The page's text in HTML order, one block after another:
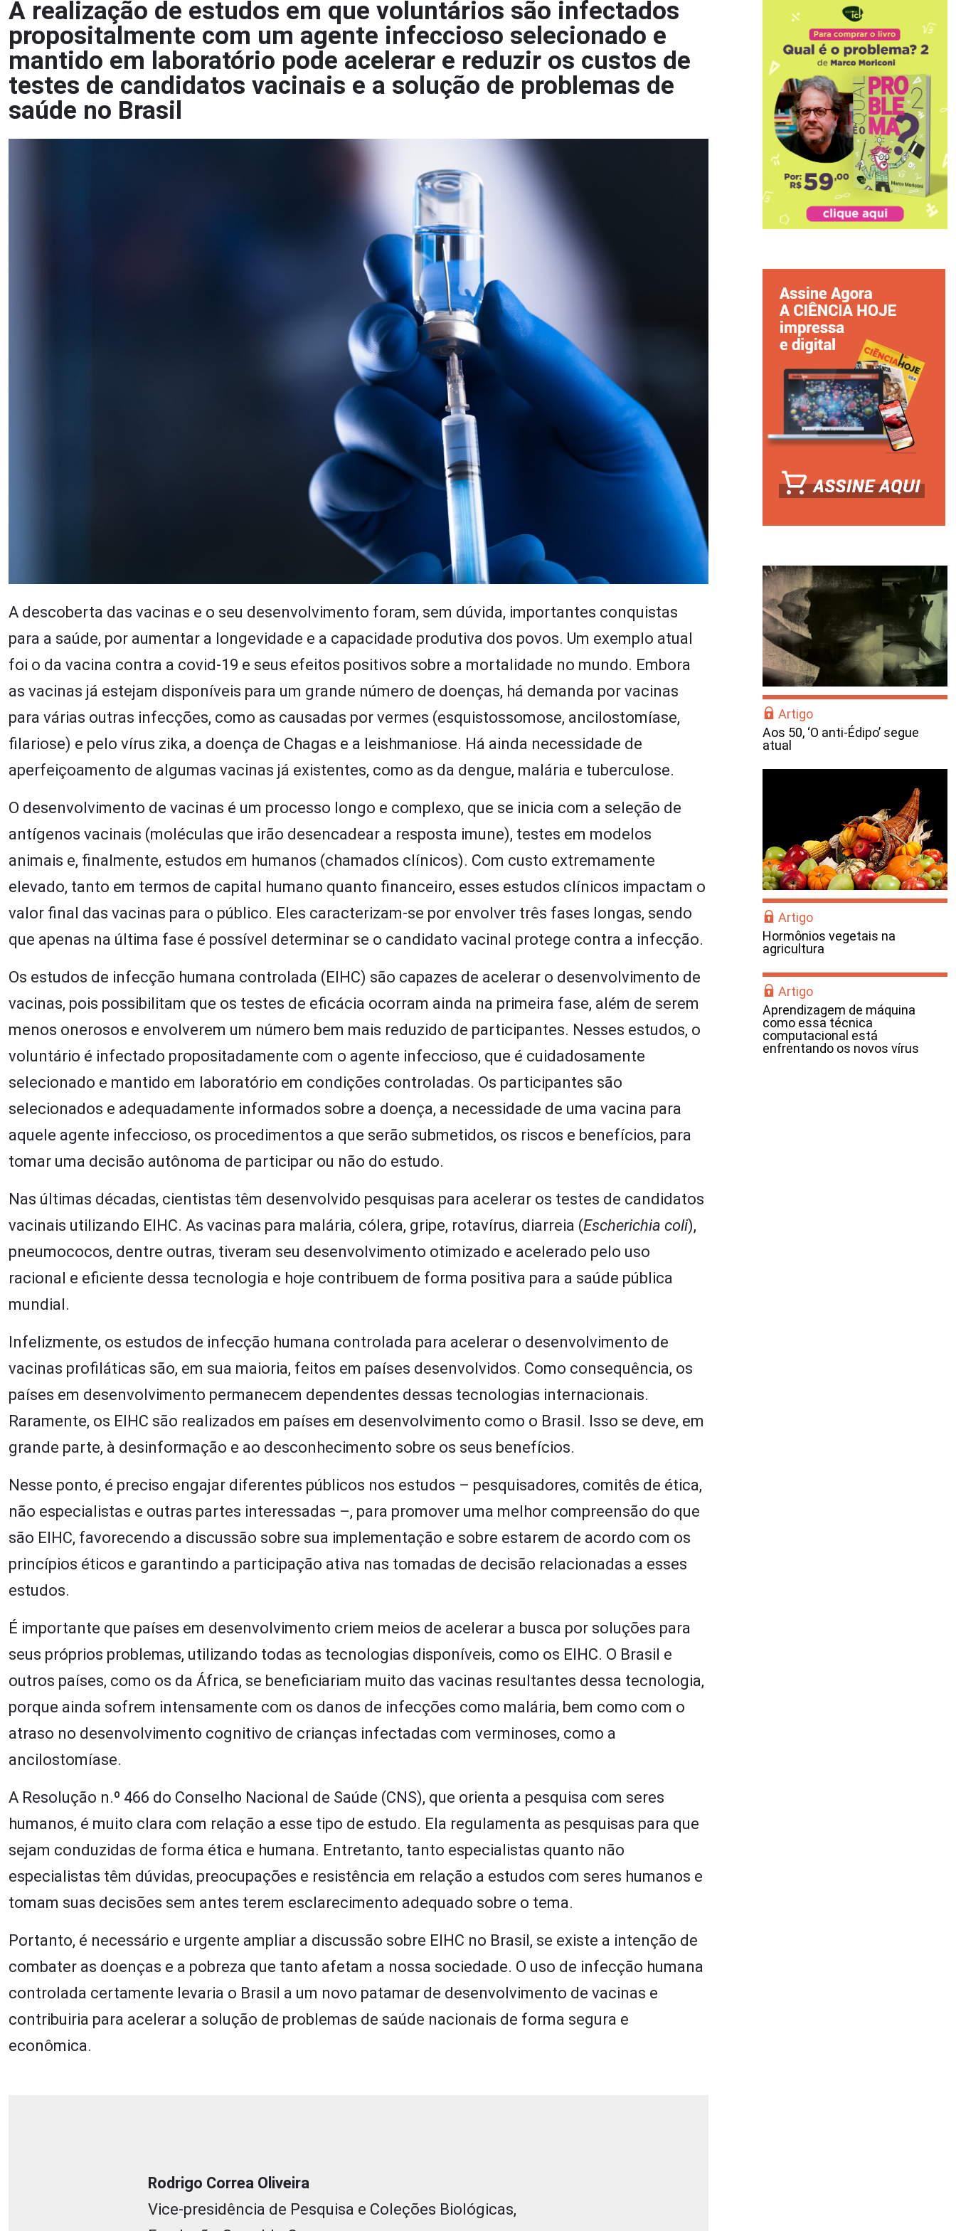
A realização de estudos em que voluntários são infectados
propositalmente com um agente infeccioso selecionado e
mantido em laboratório pode acelerar e reduzir os custos de
testes de candidatos vacinais e a solução de problemas de
saúde no Brasil
A descoberta das vacinas e o seu desenvolvimento foram, sem dúvida, importantes conquistas
para a saúde, por aumentar a longevidade e a capacidade produtiva dos povos. Um exemplo atual
foi o da vacina contra a covid-19 e seus efeitos positivos sobre a mortalidade no mundo. Embora
as vacinas já estejam disponíveis para um grande número de doenças, há demanda por vacinas
para várias outras infecções, como as causadas por vermes (esquistossomose, ancilostomíase,
filariose) e pelo vírus zika, a doença de Chagas e a leishmaniose. Há ainda necessidade de
aperfeiçoamento de algumas vacinas já existentes, como as da dengue, malária e tuberculose.
O desenvolvimento de vacinas é um processo longo e complexo, que se inicia com a seleção de
antígenos vacinais (moléculas que irão desencadear a resposta imune), testes em modelos
animais e, finalmente, estudos em humanos (chamados clínicos). Com custo extremamente
elevado, tanto em termos de capital humano quanto financeiro, esses estudos clínicos impactam o
valor final das vacinas para o público. Eles caracterizam-se por envolver três fases longas, sendo
que apenas na última fase é possível determinar se o candidato vacinal protege contra a infecção.
Os estudos de infecção humana controlada (EIHC) são capazes de acelerar o desenvolvimento de
vacinas, pois possibilitam que os testes de eficácia ocorram ainda na primeira fase, além de serem
menos onerosos e envolverem um número bem mais reduzido de participantes. Nesses estudos, o
voluntário é infectado propositadamente com o agente infeccioso, que é cuidadosamente
selecionado e mantido em laboratório em condições controladas. Os participantes são
selecionados e adequadamente informados sobre a doença, a necessidade de uma vacina para
aquele agente infeccioso, os procedimentos a que serão submetidos, os riscos e benefícios, para
tomar uma decisão autônoma de participar ou não do estudo.
Nas últimas décadas, cientistas têm desenvolvido pesquisas para acelerar os testes de candidatos
vacinais utilizando EIHC. As vacinas para malária, cólera, gripe, rotavírus, diarreia (Escherichia coli),
pneumococos, dentre outras, tiveram seu desenvolvimento otimizado e acelerado pelo uso
racional e eficiente dessa tecnologia e hoje contribuem de forma positiva para a saúde pública
mundial.
Infelizmente, os estudos de infecção humana controlada para acelerar o desenvolvimento de
vacinas profiláticas são, em sua maioria, feitos em países desenvolvidos. Como consequência, os
países em desenvolvimento permanecem dependentes dessas tecnologias internacionais.
Raramente, os EIHC são realizados em países em desenvolvimento como o Brasil. Isso se deve, em
grande parte, à desinformação e ao desconhecimento sobre os seus benefícios.
Nesse ponto, é preciso engajar diferentes públicos nos estudos – pesquisadores, comitês de ética,
não especialistas e outras partes interessadas –, para promover uma melhor compreensão do que
são EIHC, favorecendo a discussão sobre sua implementação e sobre estarem de acordo com os
princípios éticos e garantindo a participação ativa nas tomadas de decisão relacionadas a esses
estudos.
É importante que países em desenvolvimento criem meios de acelerar a busca por soluções para
seus próprios problemas, utilizando todas as tecnologias disponíveis, como os EIHC. O Brasil e
outros países, como os da África, se beneficiariam muito das vacinas resultantes dessa tecnologia,
porque ainda sofrem intensamente com os danos de infecções como malária, bem como com o
atraso no desenvolvimento cognitivo de crianças infectadas com verminoses, como a
ancilostomíase.
A Resolução n.º 466 do Conselho Nacional de Saúde (CNS), que orienta a pesquisa com seres
humanos, é muito clara com relação a esse tipo de estudo. Ela regulamenta as pesquisas para que
sejam conduzidas de forma ética e humana. Entretanto, tanto especialistas quanto não
especialistas têm dúvidas, preocupações e resistência em relação a estudos com seres humanos e
tomam suas decisões sem antes terem esclarecimento adequado sobre o tema.
Portanto, é necessário e urgente ampliar a discussão sobre EIHC no Brasil, se existe a intenção de
combater as doenças e a pobreza que tanto afetam a nossa sociedade. O uso de infecção humana
controlada certamente levaria o Brasil a um novo patamar de desenvolvimento de vacinas e
contribuiria para acelerar a solução de problemas de saúde nacionais de forma segura e
econômica.
Rodrigo Correa Oliveira
Vice-presidência de Pesquisa e Coleções Biológicas,
Artigo
Aos 50, ‘O anti-Édipo’ segue
atual
Artigo
Hormônios vegetais na
agricultura
Artigo
Aprendizagem de máquina
como essa técnica
computacional está
enfrentando os novos vírus